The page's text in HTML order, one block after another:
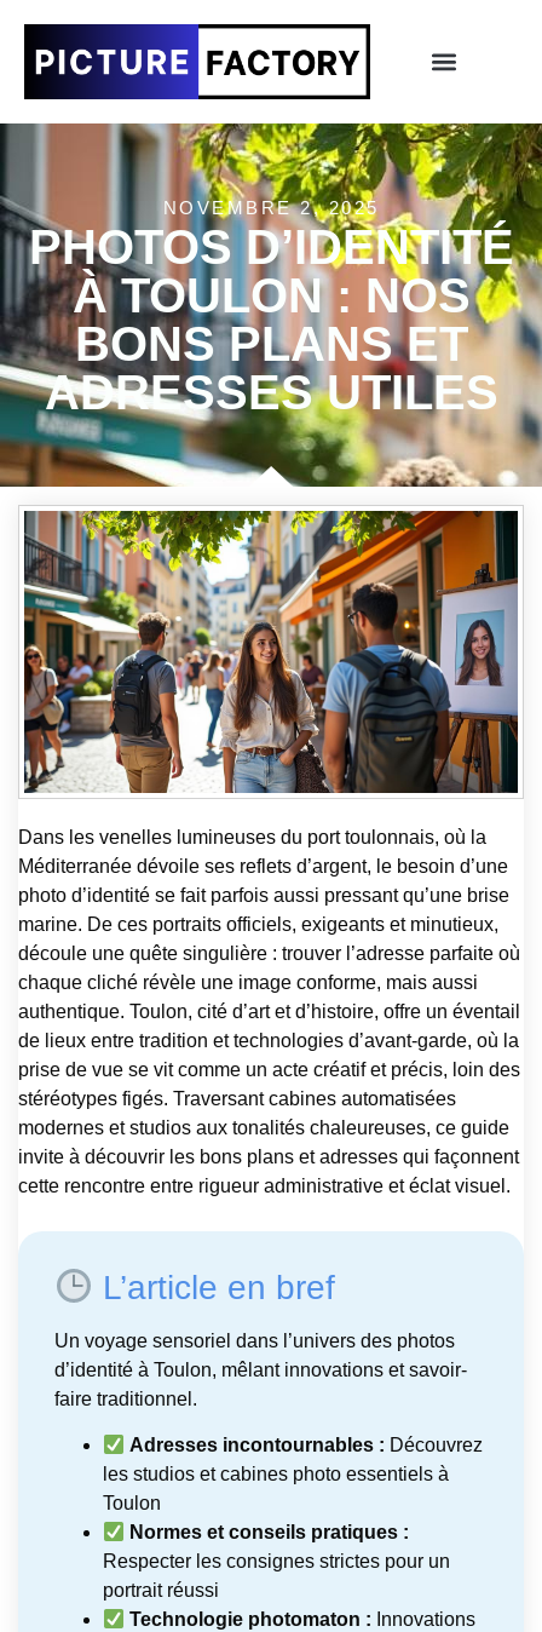
NOVEMBRE 2, 2025
PHOTOS D’IDENTITÉ
À TOULON : NOS
BONS PLANS ET
ADRESSES UTILES
Dans les venelles lumineuses du port toulonnais, où la
Méditerranée dévoile ses reflets d’argent, le besoin d’une
photo d’identité se fait parfois aussi pressant qu’une brise
marine. De ces portraits officiels, exigeants et minutieux,
découle une quête singulière : trouver l’adresse parfaite où
chaque cliché révèle une image conforme, mais aussi
authentique. Toulon, cité d’art et d’histoire, offre un éventail
de lieux entre tradition et technologies d’avant-garde, où la
prise de vue se vit comme un acte créatif et précis, loin des
stéréotypes figés. Traversant cabines automatisées
modernes et studios aux tonalités chaleureuses, ce guide
invite à découvrir les bons plans et adresses qui façonnent
cette rencontre entre rigueur administrative et éclat visuel.
L’article en bref
Un voyage sensoriel dans l’univers des photos
d’identité à Toulon, mêlant innovations et savoir-
faire traditionnel.
Adresses incontournables : Découvrez
les studios et cabines photo essentiels à
Toulon
Normes et conseils pratiques :
Respecter les consignes strictes pour un
portrait réussi
Technologie photomaton : Innovations